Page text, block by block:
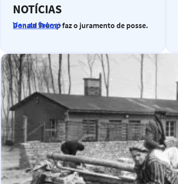
NOTÍCIAS
Donald Trump faz o juramento de posse.
Ver as fotos